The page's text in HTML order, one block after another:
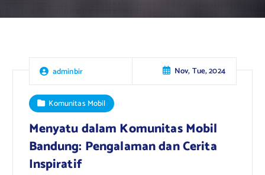
adminbir Nov, Tue, 2024
Komunitas Mobil
Menyatu dalam Komunitas Mobil
Bandung: Pengalaman dan Cerita
Inspiratif